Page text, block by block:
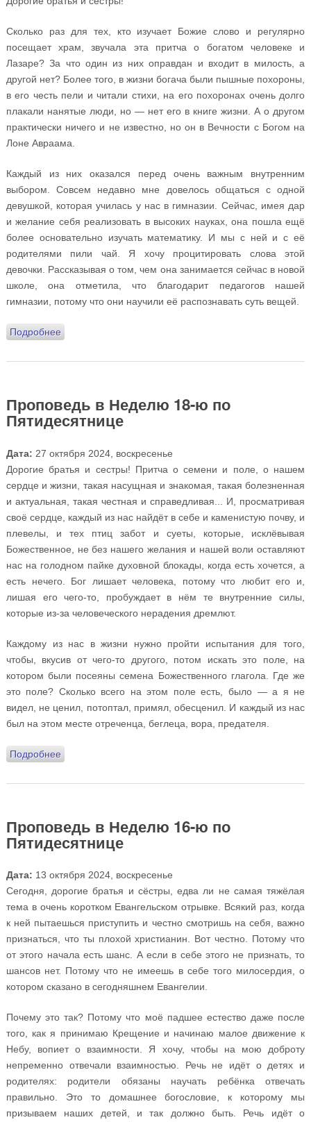
Сколько раз для тех, кто изучает Божие слово и регулярно
посещает храм, звучала эта притча о богатом человеке и
Лазаре? За что один из них оправдан и входит в милость, а
другой нет? Более того, в жизни богача были пышные похороны,
в его честь пели и читали стихи, на его похоронах очень долго
плакали нанятые люди, но — нет его в книге жизни. А о другом
практически ничего и не известно, но он в Вечности с Богом на
Лоне Авраама.
Каждый из них оказался перед очень важным внутренним
выбором. Совсем недавно мне довелось общаться с одной
девушкой, которая училась у нас в гимназии. Сейчас, имея дар
и желание себя реализовать в высоких науках, она пошла ещё
более основательно изучать математику. И мы с ней и с её
родителями пили чай. Я хочу процитировать слова этой
девочки. Рассказывая о том, чем она занимается сейчас в новой
школе, она отметила, что благодарит педагогов нашей
гимназии, потому что они научили её распознавать суть вещей.
Подробнеео Проповедь в Неделю 19-ю по Пятидесятнице
Проповедь в Неделю 18-ю по
Пятидесятнице
Дата: 27 октября 2024, воскресенье
Дорогие братья и сестры! Притча о семени и поле, о нашем
сердце и жизни, такая насущная и знакомая, такая болезненная
и актуальная, такая честная и справедливая... И, просматривая
своё сердце, каждый из нас найдёт в себе и каменистую почву, и
плевелы, и тех птиц забот и суеты, которые, исклёвывая
Божественное, не без нашего желания и нашей воли оставляют
нас на голодном пайке духовной блокады, когда есть хочется, а
есть нечего. Бог лишает человека, потому что любит его и,
лишая его чего-то, пробуждает в нём те внутренние силы,
которые из-за человеческого нерадения дремлют.
Каждому из нас в жизни нужно пройти испытания для того,
чтобы, вкусив от чего-то другого, потом искать это поле, на
котором были посеяны семена Божественного глагола. Где же
это поле? Сколько всего на этом поле есть, было — а я не
видел, не ценил, потоптал, примял, обесценил. И каждый из нас
был на этом месте отреченца, беглеца, вора, предателя.
Подробнеео Проповедь в Неделю 18-ю по Пятидесятнице
Проповедь в Неделю 16-ю по
Пятидесятнице
Дата: 13 октября 2024, воскресенье
Сегодня, дорогие братья и сёстры, едва ли не самая тяжёлая
тема в очень коротком Евангельском отрывке. Всякий раз, когда
к ней пытаешься приступить и честно смотришь на себя, важно
признаться, что ты плохой христианин. Вот честно. Потому что
от этого начала есть шанс. А если в себе этого не признать, то
шансов нет. Потому что не имеешь в себе того милосердия, о
котором сказано в сегодняшнем Евангелии.
Почему это так? Потому что моё падшее естество даже после
того, как я принимаю Крещение и начинаю малое движение к
Небу, вопиет о взаимности. Я хочу, чтобы на мою доброту
непременно отвечали взаимностью. Речь не идёт о детях и
родителях: родители обязаны научать ребёнка отвечать
правильно. Это то домашнее богословие, к которому мы
призываем наших детей, и так должно быть. Речь идёт о